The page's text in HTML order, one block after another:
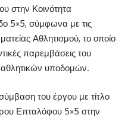
στην Κοινότητα
5×5, σύμφωνα με τις
Αθλητισμού, το οποίο
παρεμβάσεις του
υποδομών.
του έργου με τίτλο
Επταλόφου 5×5 στην